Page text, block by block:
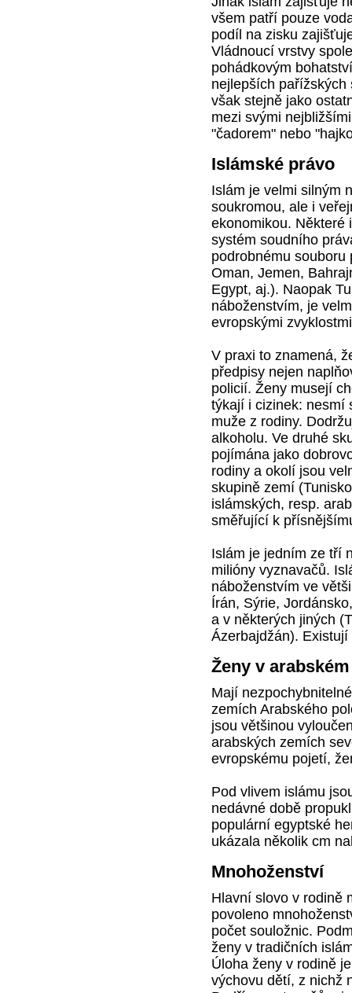
všem patří pouze
podíl na zisku
Vládnoucí vrstvy
pohádkovým
nejlepších pařížských
však stejně jako
mezi svými
"čadorem" nebo
Islámské právo
Islám je velmi silným
soukromou, ale i
ekonomikou. Některé
systém soudního
podrobnému souboru
Oman, Jemen,
Egypt, aj.). Naopak
náboženstvím, je
evropskými
V praxi to znamená,
předpisy nejen
policií. Ženy musejí
týkají i cizinek: nesmí
muže z rodiny.
alkoholu. Ve druhé
pojímána jako
rodiny a okolí jsou
skupině zemí
islámských, resp.
směřující k
Islám je jedním ze tří
milióny vyznavačů.
náboženstvím ve
Írán, Sýrie,
a v některých jiných
Ázerbajdžán).
Ženy v
Mají
zemích Arabského
jsou většinou
arabských zemích
evropskému pojetí,
Pod vlivem islámu
nedávné době
populární egyptské
ukázala několik cm
Mnohoženství
Hlavní slovo v rodině
povoleno
počet souložnic.
ženy v tradičních
Úloha ženy v rodině
výchovu dětí, z nichž